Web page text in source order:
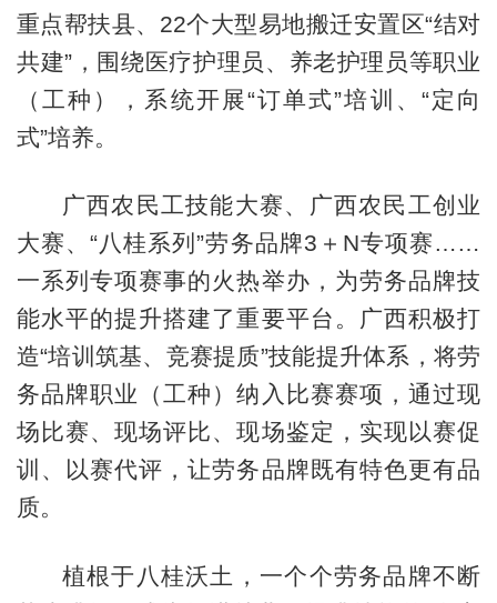
重点帮扶县、22个大型易地搬迁安置区“结对
共建”，围绕医疗护理员、养老护理员等职业
（工种），系统开展“订单式”培训、“定向
式”培养。
广西农民工技能大赛、广西农民工创业
大赛、“八桂系列”劳务品牌3＋N专项赛……
一系列专项赛事的火热举办，为劳务品牌技
能水平的提升搭建了重要平台。广西积极打
造“培训筑基、竞赛提质”技能提升体系，将劳
务品牌职业（工种）纳入比赛赛项，通过现
场比赛、现场评比、现场鉴定，实现以赛促
训、以赛代评，让劳务品牌既有特色更有品
质。
植根于八桂沃土，一个个劳务品牌不断